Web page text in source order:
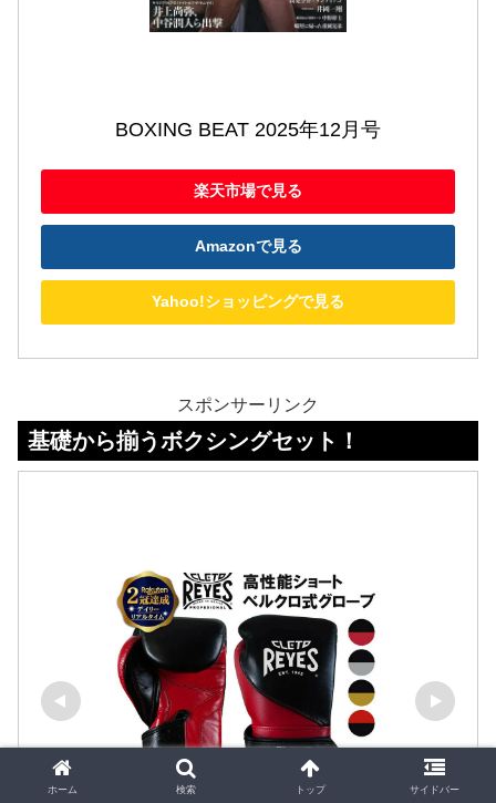
BOXING BEAT 2025年12月号
楽天市場で見る
Amazonで見る
Yahoo!ショッピングで見る
スポンサーリンク
揃うボクシングセット！
ホーム 検索 トップ サイドバー